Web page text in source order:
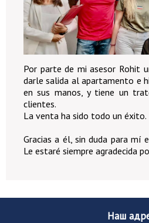
Por parte de mi asesor Rohit
darle salida al apartamento e
en sus manos, y tiene un
clientes.
La venta ha sido todo un éxito.
Gracias a él, sin duda para mí
Le estaré siempre agradecida
Наш